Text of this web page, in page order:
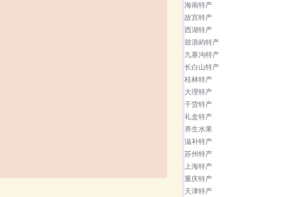
海南特产
故宫特产
西湖特产
鼓浪屿特产
九寨沟特产
长白山特产
桂林特产
大理特产
干货特产
礼盒特产
养生水果
滋补特产
苏州特产
上海特产
重庆特产
天津特产